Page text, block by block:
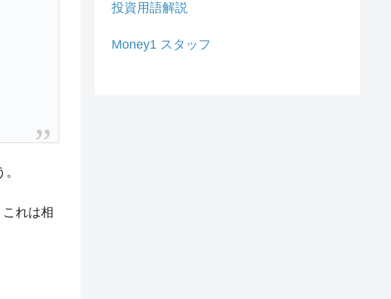
れは相
投資用語解説
Money1 スタッフ